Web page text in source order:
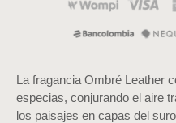
La fragancia Ombré Leather
especias, conjurando el aire
los paisajes en capas del